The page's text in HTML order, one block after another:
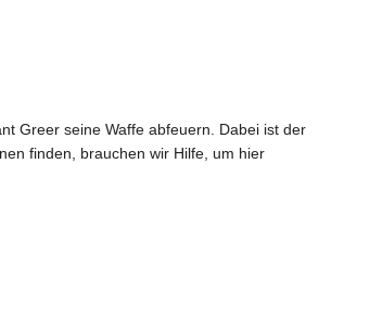
Greer seine Waffe abfeuern. Dabei ist der
finden, brauchen wir Hilfe, um hier